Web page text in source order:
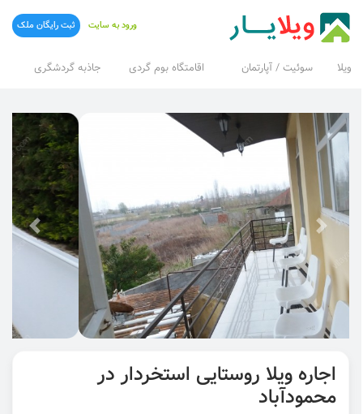
ویلا سوئیت / آپارتمان اقامتگاه بوم گردی جاذبه گردشگری
ورود به سایت ثبت رایگان ملک
اجاره ویلا روستایی استخردار در
محمودآباد